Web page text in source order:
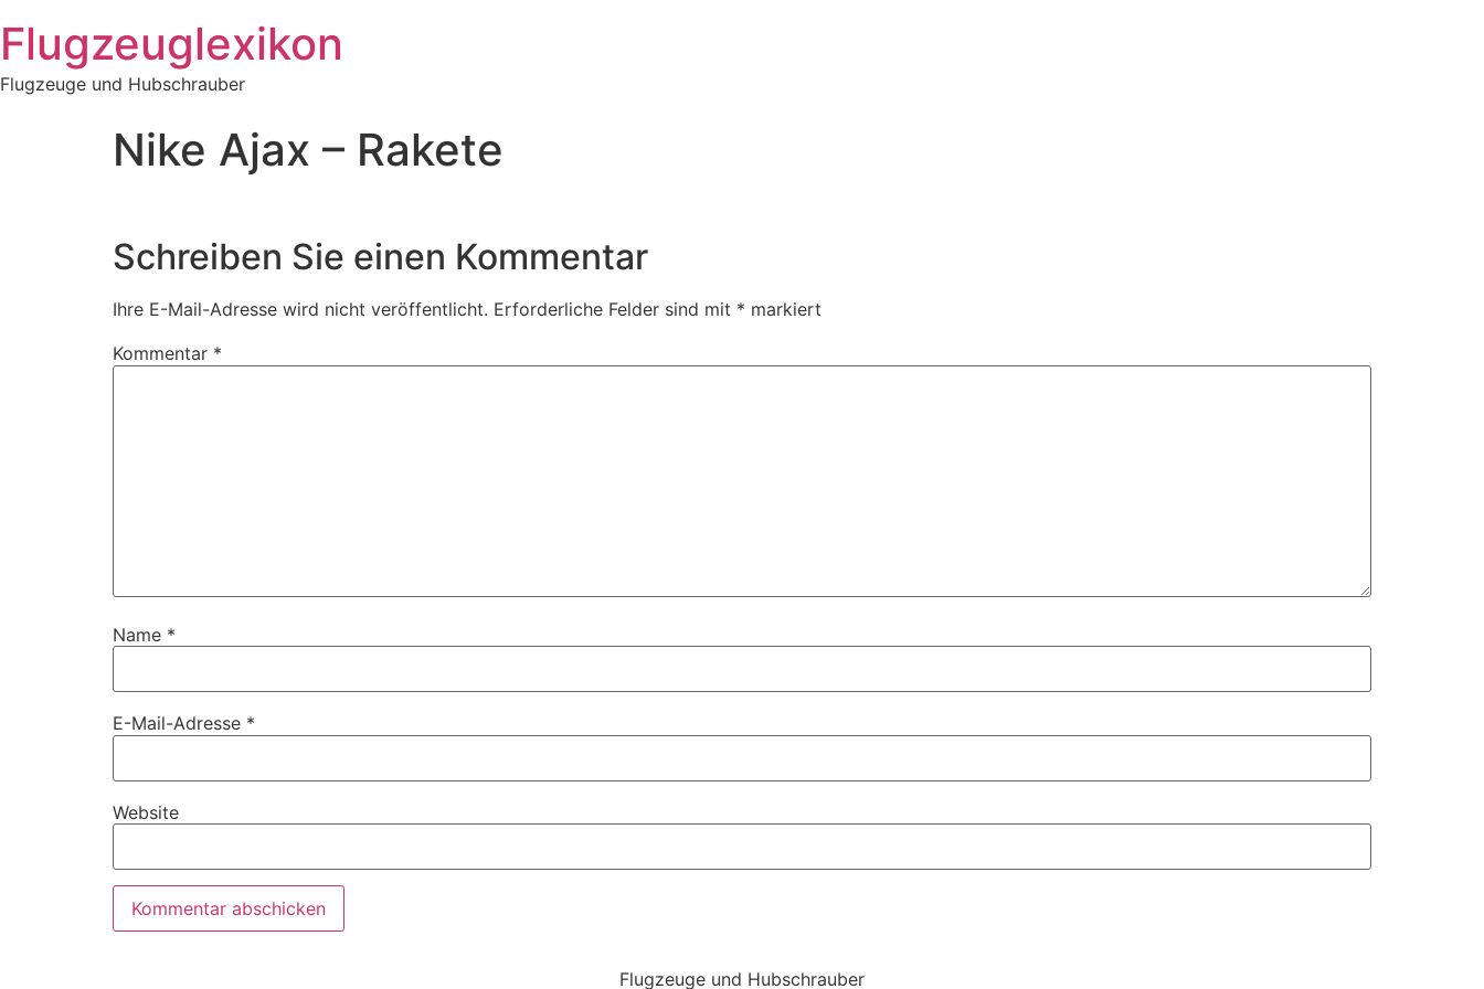
Inhalt
springen
Flugzeuglexikon
Flugzeuge und Hubschrauber
Nike Ajax – Rakete
Schreiben Sie einen Kommentar
Ihre E-Mail-Adresse wird nicht veröffentlicht. Erforderliche Felder sind mit * markiert
Kommentar *
Name *
E-Mail-Adresse *
Website
Flugzeuge und Hubschrauber